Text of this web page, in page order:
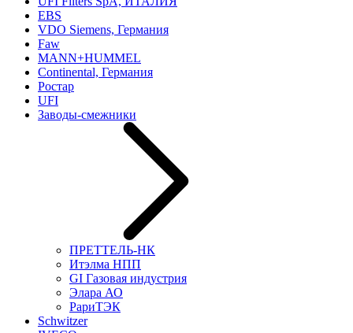
EBS
VDO Siemens, Германия
Faw
MANN+HUMMEL
Continental, Германия
Ростар
UFI
Заводы-смежники
ПРЕТТЕЛЬ-НК
Итэлма НПП
GI Газовая индустрия
Элара АО
РариТЭК
Schwitzer